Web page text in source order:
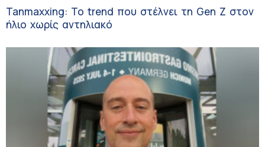
Tanmaxxing: To trend που στέλνει τη Gen Z στον
ήλιο χωρίς αντηλιακό